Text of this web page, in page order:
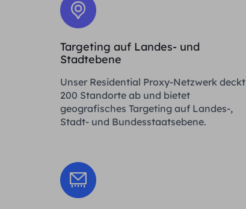
Targeting auf Landes- und
Stadtebene
Unser Residential Proxy-Netzwerk deckt
200 Standorte ab und bietet
geografisches Targeting auf Landes-,
Stadt- und Bundesstaatsebene.